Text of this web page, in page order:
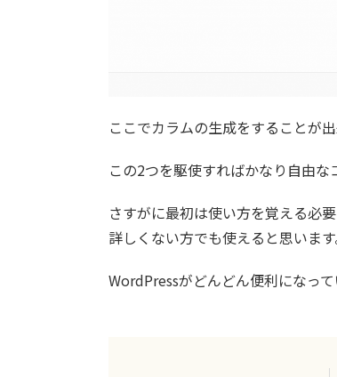
ここでカラムの生成をすることが
この2つを駆使すればかなり自由な
さすがに最初は使い方を覚える必
詳しくない方でも使えると思います
WordPressがどんどん便利になって